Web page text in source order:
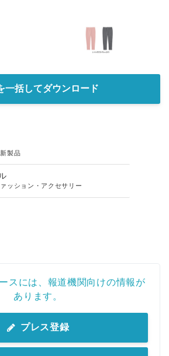
一括してダウンロード
製品
ッション・アクセサリー
スには、報道機関向けの情報が
あります。
プレス登録